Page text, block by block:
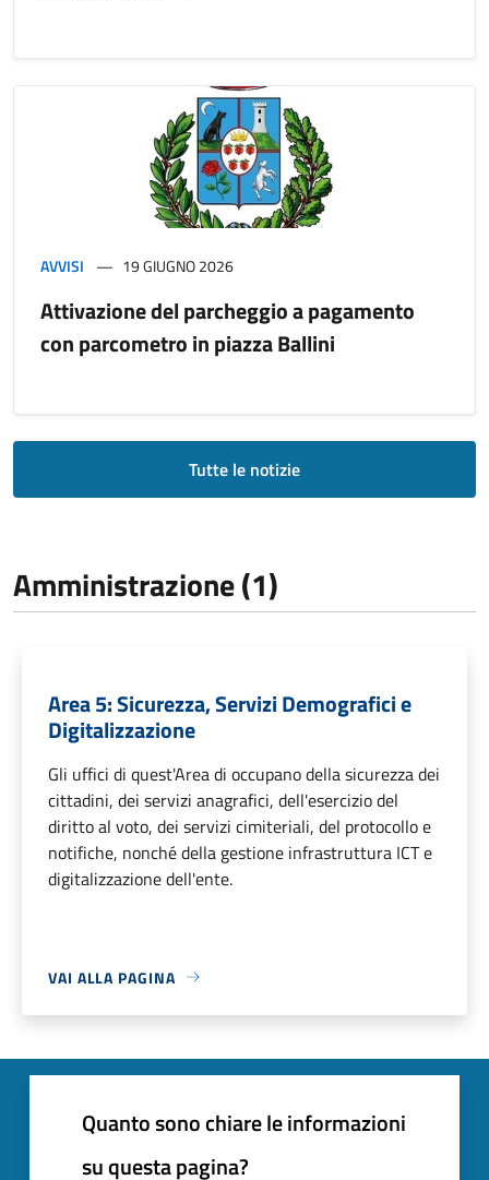
AVVISI 19 GIUGNO 2026
Attivazione del parcheggio a pagamento
con parcometro in piazza Ballini
Tutte le notizie
Amministrazione (1)
Area 5: Sicurezza, Servizi Demografici e
Digitalizzazione
Gli uffici di quest'Area di occupano della sicurezza dei
cittadini, dei servizi anagrafici, dell'esercizio del
diritto al voto, dei servizi cimiteriali, del protocollo e
notifiche, nonché della gestione infrastruttura ICT e
digitalizzazione dell'ente.
VAI ALLA PAGINA
Quanto sono chiare le informazioni
su questa pagina?